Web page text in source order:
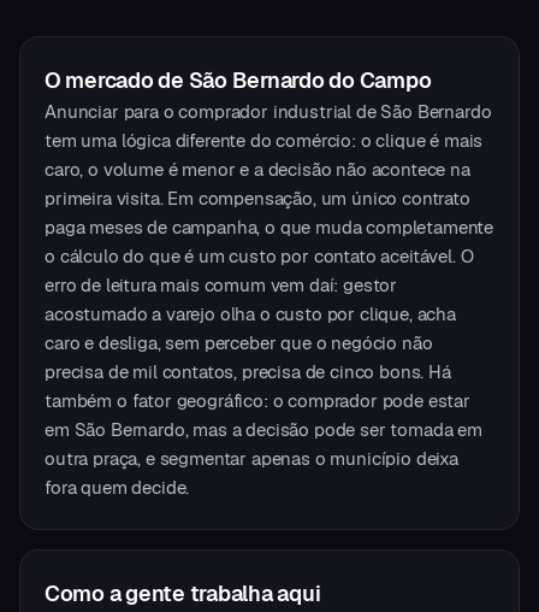
O mercadode São Bernardo do Campo
Anunciar para o comprador industrial de São Bernardo
tem uma lógica diferente do comércio: o clique é mais
caro, o volume é menor e a decisão não acontece na
primeira visita. Em compensação, um único contrato
paga meses de campanha, o que muda completamente
o cálculo do que é um custo por contato aceitável. O
erro de leitura mais comum vem daí: gestor
acostumado a varejo olha o custo por clique, acha
caro e desliga, sem perceber que o negócio não
precisa de mil contatos, precisa de cinco bons. Há
também o fator geográfico: o comprador pode estar
em São Bernardo, mas a decisão pode ser tomada em
outra praça, e segmentar apenas o município deixa
fora quem decide.
Como a gente trabalha aqui